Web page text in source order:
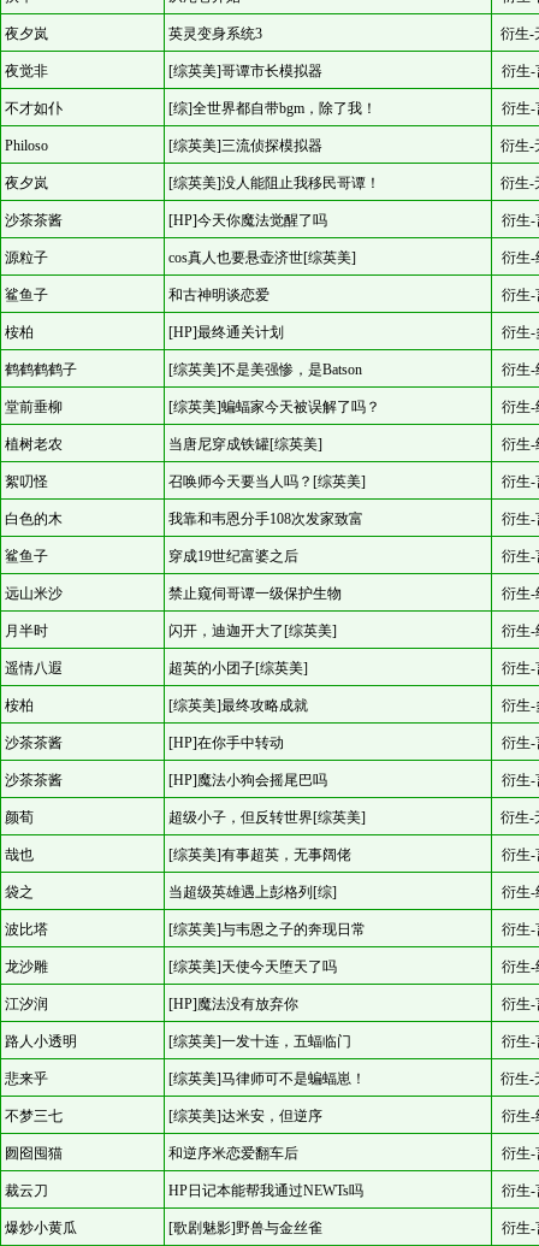
夜夕岚 英灵变身系统3 衍生-
夜觉非 [综英美]哥谭市长模拟器 衍生-
不才如仆 [综]全世界都自带bgm，除了我！ 衍生-
Philoso [综英美]三流侦探模拟器 衍生-
夜夕岚 [综英美]没人能阻止我移民哥谭！ 衍生-
沙茶茶酱 [HP]今天你魔法觉醒了吗 衍生-
源粒子 cos真人也要悬壶济世[综英美] 衍生-
鲨鱼子 和古神明谈恋爱 衍生-
桉柏 [HP]最终通关计划 衍生-
鹤鹤鹤鹤子 [综英美]不是美强惨，是Batson 衍生-
堂前垂柳 [综英美]蝙蝠家今天被误解了吗？ 衍生-
植树老农 当唐尼穿成铁罐[综英美] 衍生-
絮叨怪 召唤师今天要当人吗？[综英美] 衍生-
白色的木 我靠和韦恩分手108次发家致富 衍生-
鲨鱼子 穿成19世纪富婆之后 衍生-
远山米沙 禁止窥伺哥谭一级保护生物 衍生-
月半时 闪开，迪迦开大了[综英美] 衍生-
遥情八遐 超英的小团子[综英美] 衍生-
桉柏 [综英美]最终攻略成就 衍生-
沙茶茶酱 [HP]在你手中转动 衍生-
沙茶茶酱 [HP]魔法小狗会摇尾巴吗 衍生-
颜荀 超级小子，但反转世界[综英美] 衍生-
哉也 [综英美]有事超英，无事阔佬 衍生-
袋之 当超级英雄遇上彭格列[综] 衍生-
波比塔 [综英美]与韦恩之子的奔现日常 衍生-
龙沙雕 [综英美]天使今天堕天了吗 衍生-
江汐润 [HP]魔法没有放弃你 衍生-
路人小透明 [综英美]一发十连，五蝠临门 衍生-
悲来乎 [综英美]马律师可不是蝙蝠崽！ 衍生-
不梦三七 [综英美]达米安，但逆序 衍生-
囫囵囤猫 和逆序米恋爱翻车后 衍生-
裁云刀 HP日记本能帮我通过NEWTs吗 衍生-
爆炒小黄瓜 [歌剧魅影]野兽与金丝雀 衍生-